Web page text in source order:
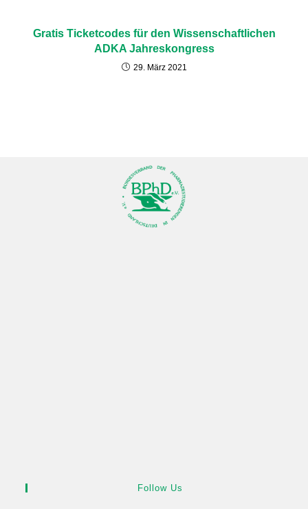
Gratis Ticketcodes für den Wissenschaftlichen
ADKA Jahreskongress
29. März 2021
Follow Us